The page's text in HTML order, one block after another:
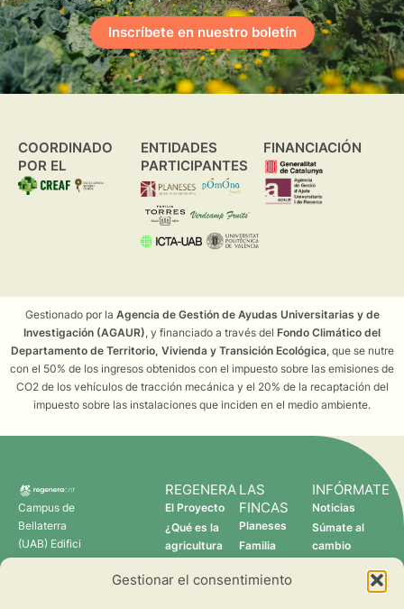
Gestionar el consentimiento
Inscríbete en nuestro boletín
COORDINADO
POR EL
ENTIDADES
PARTICIPANTES
FINANCIACIÓN
Gestionado por la Agencia de Gestión de Ayudas Universitarias y de
Investigación (AGAUR) , y financiado a través del Fondo Climático del
Departamento de Territorio, Vivienda y Transición Ecológica , que se nutre
con el 50% de los ingresos obtenidos con el impuesto sobre las emisiones de
CO2 de los vehículos de tracción mecánica y el 20% de la recaptación del
impuesto sobre las instalaciones que inciden en el medio ambiente.
Campus de
Bellaterra
(UAB) Edifici
C 08193
REGENERA
El Proyecto
¿Qué es la
agricultura
Quién somos
LAS
FINCAS
Planeses
Familia
Verdcamp
INFÓRMATE
Noticias
Súmate al
cambio